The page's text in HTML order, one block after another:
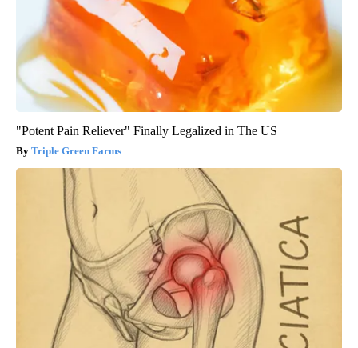
"Potent Pain Reliever" Finally Legalized in The US
Triple Green Farms